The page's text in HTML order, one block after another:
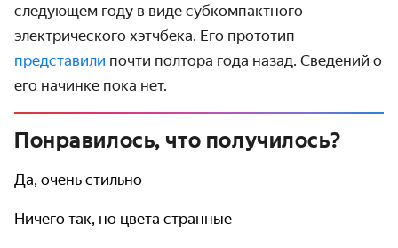
следующем году в виде субкомпактного
электрического хэтчбека. Его прототип
представили почти полтора года назад. Сведений о
его начинке пока нет.
Понравилось, что получилось?
Да, очень стильно
Ничего так, но цвета странные